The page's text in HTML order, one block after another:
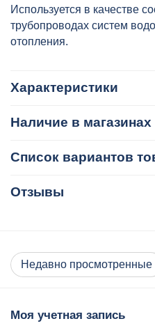
Используется в качестве
трубопроводах систем
отопления.
Характеристики
Наличие в магазинах
Список вариантов
Отзывы
Недавно просмотренные
Моя учетная запись